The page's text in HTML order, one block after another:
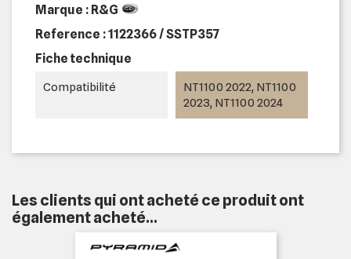
Marque : R&G
Reference :1122366 / SSTP357
Fiche technique
Compatibilité
NT1100 2022, NT1100
2023, NT1100 2024
Les clients qui ont acheté ce produit ont
également acheté...